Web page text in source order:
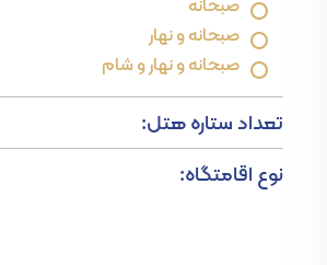
صبحانه و نهار
صبحانه و نهار و شام
تعداد ستاره هتل:
نوع اقامتگاه: